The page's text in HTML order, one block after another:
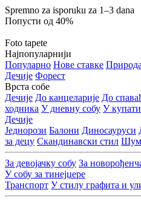
Spremno za isporuku za 1–3 dana
Попусти од 40%
Foto tapete
Најпопуларнији
Популарно Нове ставке Природа
Дечије Форест
Врста собе
Дечије До канцеларије До
ходника У дневну собу У
Дечије
Једнорози Балони Диносауруси
за децу Скандинавски стил
За девојачку собу За
У собу за тинејџере
Транспорт У стилу графита и